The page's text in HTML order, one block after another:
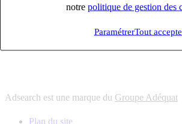
notre politique de gestion des
ParamétrerTout
connaître votre secteur et ses enjeux
proximité avec nos clients et nos talents
Adsearch est une marque du Groupe Adéquat
Plan du site